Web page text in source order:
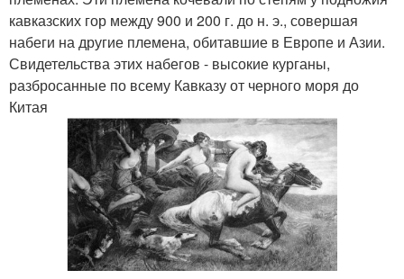
кавказских гор между 900 и 200 г. до н. э., совершая
набеги на другие племена, обитавшие в Европе и Азии.
Свидетельства этих набегов - высокие курганы,
разбросанные по всему Кавказу от черного моря до
Китая